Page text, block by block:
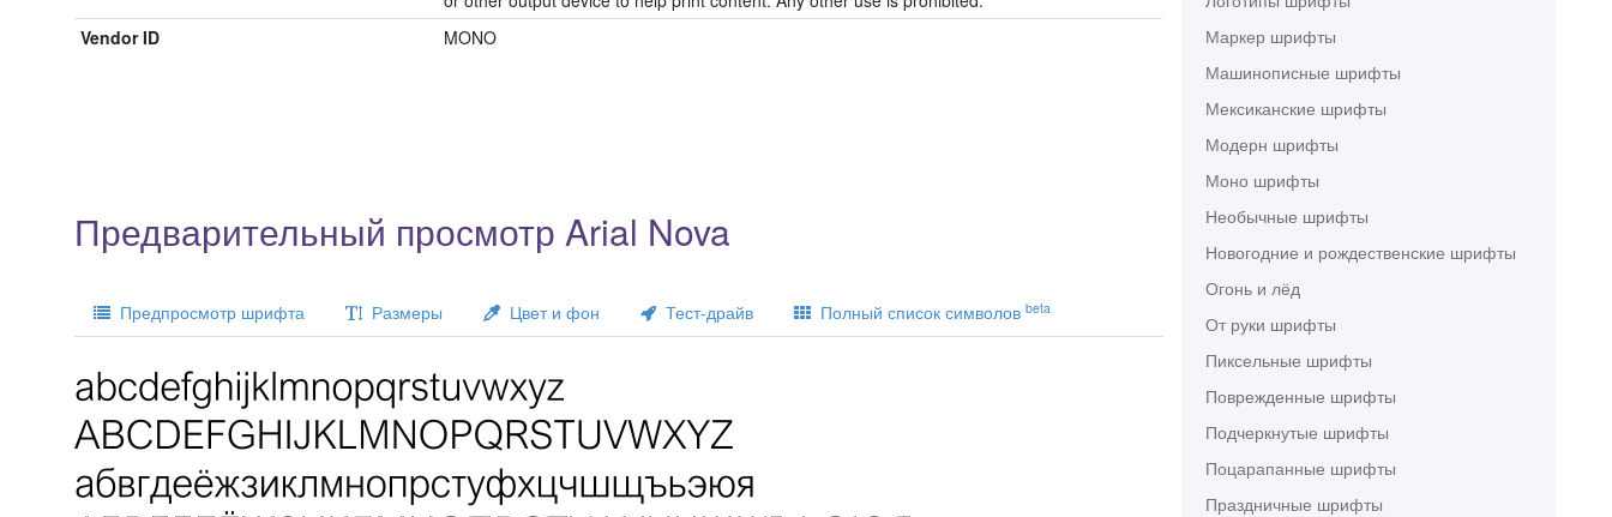
Маркер шрифты
Машинописные шрифты
Мексиканские шрифты
Модерн шрифты
Моно шрифты
Необычные шрифты
Новогодние и рождественские шрифты
Огонь и лёд
От руки шрифты
Пиксельные шрифты
Поврежденные шрифты
Подчеркнутые шрифты
Поцарапанные шрифты
Праздничные шрифты
Vendor ID
MONO
Предварительный просмотр Arial Nova
Предпросмотр шрифта Размеры Цвет и фон Тест-драйв Полный список символов beta